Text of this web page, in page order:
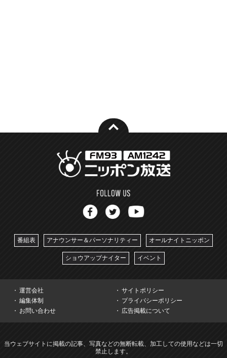
番組表 アナウンサー＆パーソナリティー オールナイトニッポン
ショウアップナイター イベント
運営会社
サイトポリシー
編集体制
プライバシーポリシー
お問い合わせ
広告掲載について
当ウェブサイトに掲載の記事、写真などの無断転載、加工しての使用などは一切
禁止します。